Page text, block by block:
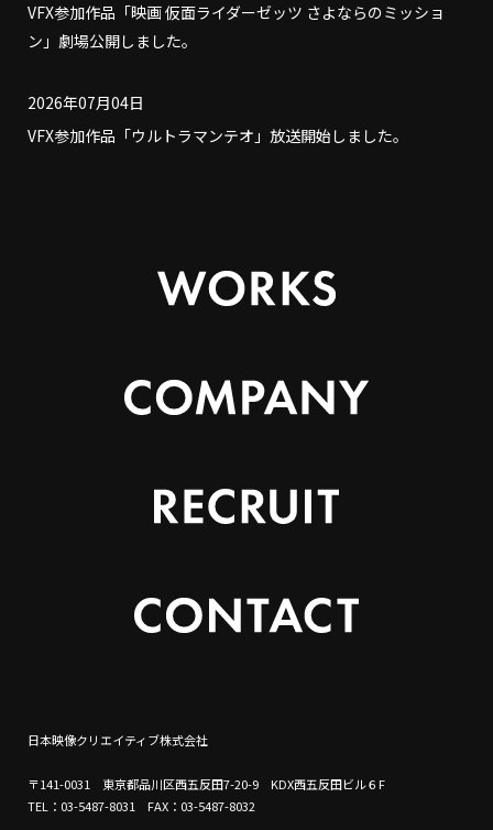
VFX参加作品「映画 仮面ライダーゼッツ さよならのミッショ
ン」劇場公開しました。
2026年07月04日
VFX参加作品「ウルトラマンテオ」放送開始しました。
日本映像クリエイティブ株式会社
〒141-0031 東京都品川区西五反田7-20-9 KDX西五反田ビル６F
TEL：03-5487-8031 FAX：03-5487-8032